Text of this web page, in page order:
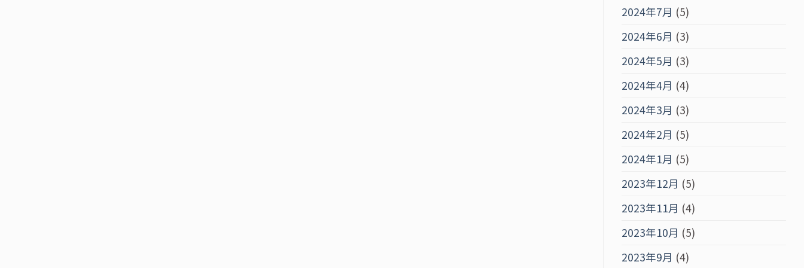
2024年7月 (5)
2024年6月 (3)
2024年5月 (3)
2024年4月 (4)
2024年3月 (3)
2024年2月 (5)
2024年1月 (5)
2023年12月 (5)
2023年11月 (4)
2023年10月 (5)
2023年9月 (4)